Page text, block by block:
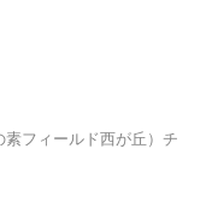
フィールド西が丘）チ